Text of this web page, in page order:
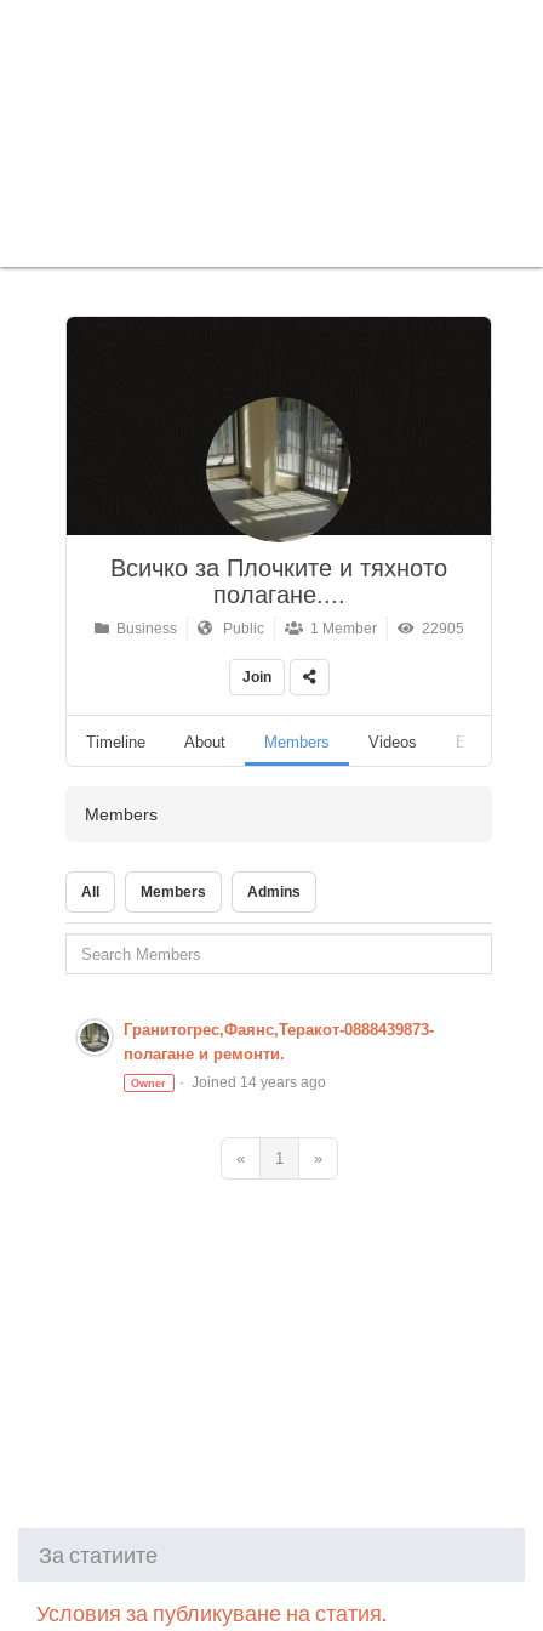
Всичко за Плочките и тяхното
полагане....
Business Public 1 Member 22905
Join
Timeline About Members Videos Events
Members
All Members Admins
Гранитогрес,Фаянс,Теракот-0888439873-
полагане и ремонти.
Owner Joined 14 years ago
« 1 »
За статиите
Условия за публикуване на статия.